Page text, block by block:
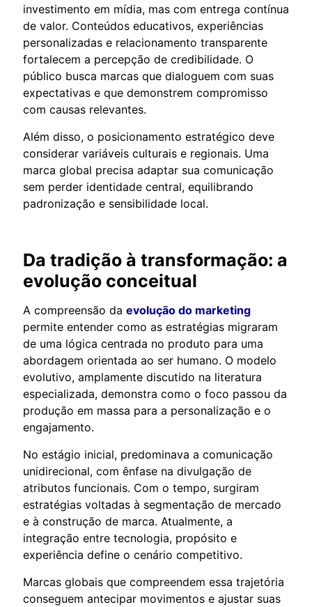
investimento em mídia, mas com entrega contínua
de valor. Conteúdos educativos, experiências
personalizadas e relacionamento transparente
fortalecem a percepção de credibilidade. O
público busca marcas que dialoguem com suas
expectativas e que demonstrem compromisso
com causas relevantes.
Além disso, o posicionamento estratégico deve
considerar variáveis culturais e regionais. Uma
marca global precisa adaptar sua comunicação
sem perder identidade central, equilibrando
padronização e sensibilidade local.
Da tradição à transformação: a
evolução conceitual
A compreensão da evolução do marketing
permite entender como as estratégias migraram
de uma lógica centrada no produto para uma
abordagem orientada ao ser humano. O modelo
evolutivo, amplamente discutido na literatura
especializada, demonstra como o foco passou da
produção em massa para a personalização e o
engajamento.
No estágio inicial, predominava a comunicação
unidirecional, com ênfase na divulgação de
atributos funcionais. Com o tempo, surgiram
estratégias voltadas à segmentação de mercado
e à construção de marca. Atualmente, a
integração entre tecnologia, propósito e
experiência define o cenário competitivo.
Marcas globais que compreendem essa trajetória
conseguem antecipar movimentos e ajustar suas